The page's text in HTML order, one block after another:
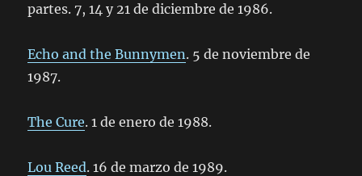
partes. 7, 14 y 21 de diciembre de 1986.
Echo and the Bunnymen. 5 de noviembre de
1987.
The Cure. 1 de enero de 1988.
Lou Reed. 16 de marzo de 1989.